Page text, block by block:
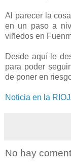
Al parecer la
en un paso a
viñedos en
Desde aquí le
para poder
de poner en
Noticia en la
No hay